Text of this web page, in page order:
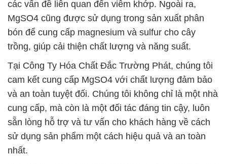
các vấn đề liên quan đến viêm khớp. Ngoài ra,
MgSO4 cũng được sử dụng trong sản xuất phân
bón để cung cấp magnesium và sulfur cho cây
trồng, giúp cải thiện chất lượng và năng suất.
Tại Công Ty Hóa Chất Đắc Trường Phát, chúng tôi
cam kết cung cấp MgSO4 với chất lượng đảm bảo
và an toàn tuyệt đối. Chúng tôi không chỉ là một nhà
cung cấp, mà còn là một đối tác đáng tin cậy, luôn
sẵn lòng hỗ trợ và tư vấn cho khách hàng về cách
sử dụng sản phẩm một cách hiệu quả và an toàn
nhất.